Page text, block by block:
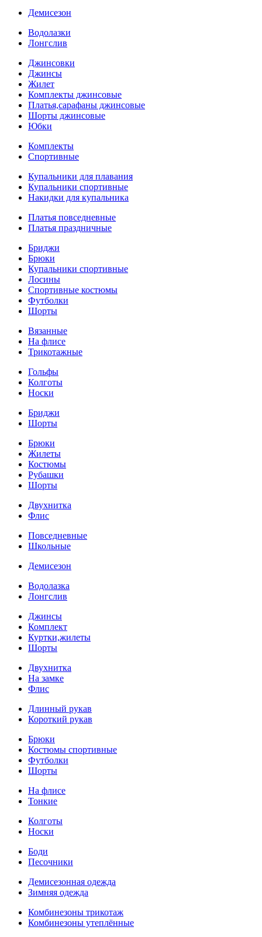
Демисезон
Водолазки
Лонгслив
Джинсовки
Джинсы
Жилет
Комплекты джинсовые
Платья,сарафаны джинсовые
Шорты джинсовые
Юбки
Комплекты
Спортивные
Купальники для плавания
Купальники спортивные
Накидки для купальника
Платья повседневные
Платья праздничные
Бриджи
Брюки
Купальники спортивные
Лосины
Спортивные костюмы
Футболки
Шорты
Вязанные
На флисе
Трикотажные
Гольфы
Колготы
Носки
Бриджи
Шорты
Брюки
Жилеты
Костюмы
Рубашки
Шорты
Двухнитка
Флис
Повседневные
Школьные
Демисезон
Водолазка
Лонгслив
Джинсы
Комплект
Куртки,жилеты
Шорты
Двухнитка
На замке
Флис
Длинный рукав
Короткий рукав
Брюки
Костюмы спортивные
Футболки
Шорты
На флисе
Тонкие
Колготы
Носки
Боди
Песочники
Демисезонная одежда
Зимняя одежда
Комбинезоны трикотаж
Комбинезоны утеплённые